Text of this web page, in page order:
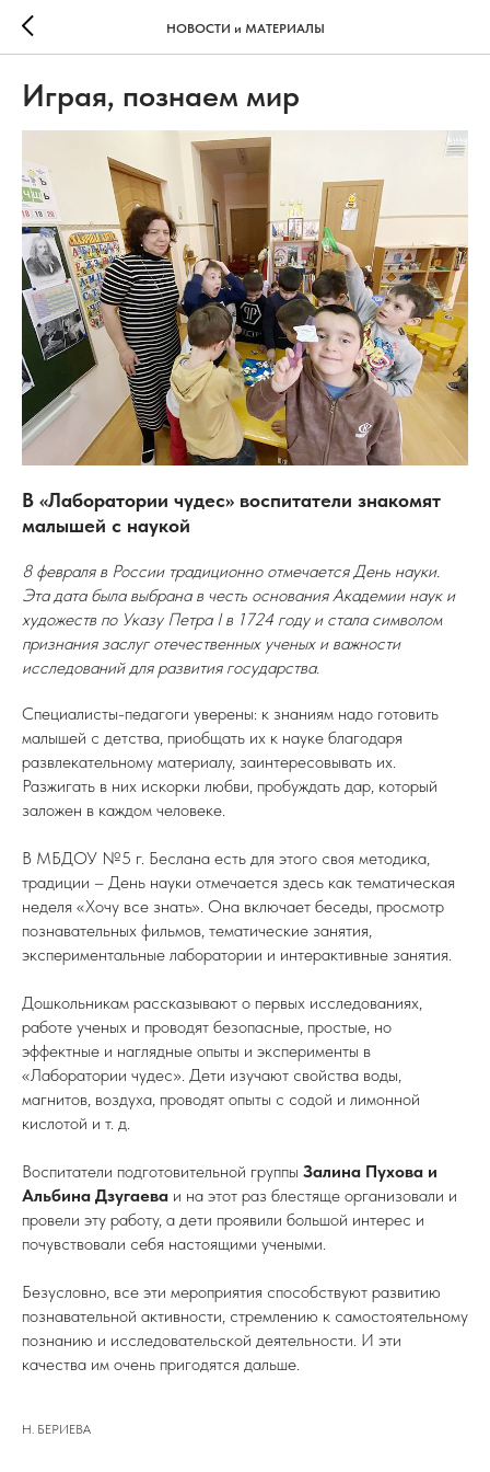
НОВОСТИ и МАТЕРИАЛЫ
Играя, познаем мир
В «Лаборатории чудес» воспитатели знакомят
малышей с наукой
8 февраля в России традиционно отмечается День науки.
Эта дата была выбрана в честь основания Академии наук и
художеств по Указу Петра І в 1724 году и стала символом
признания заслуг отечественных ученых и важности
исследований для развития государства.
Специалисты-педагоги уверены: к знаниям надо готовить
малышей с детства, приобщать их к науке благодаря
развлекательному материалу, заинтересовывать их.
Разжигать в них искорки любви, пробуждать дар, который
заложен в каждом человеке.
В МБДОУ №5 г. Беслана есть для этого своя методика,
традиции – День науки отмечается здесь как тематическая
неделя «Хочу все знать». Она включает беседы, просмотр
познавательных фильмов, тематические занятия,
экспериментальные лаборатории и интерактивные занятия.
Дошкольникам рассказывают о первых исследованиях,
работе ученых и проводят безопасные, простые, но
эффектные и наглядные опыты и эксперименты в
«Лаборатории чудес». Дети изучают свойства воды,
магнитов, воздуха, проводят опыты с содой и лимонной
кислотой и т. д.
Воспитатели подготовительной группы Залина Пухова и
Альбина Дзугаева и на этот раз блестяще организовали и
провели эту работу, а дети проявили большой интерес и
почувствовали себя настоящими учеными.
Безусловно, все эти мероприятия способствуют развитию
познавательной активности, стремлению к самостоятельному
познанию и исследовательской деятельности. И эти
качества им очень пригодятся дальше.
Н. БЕРИЕВА